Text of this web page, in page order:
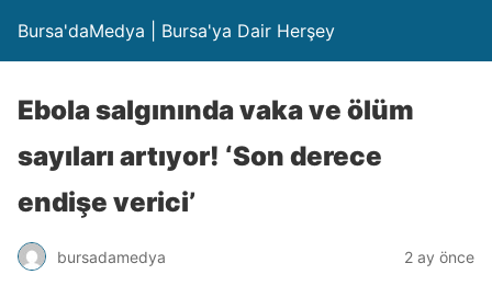
Bursa'daMedya | Bursa'ya Dair Herşey
Ebola salgınında vaka ve ölüm
sayıları artıyor! ‘Son derece
endişe verici’
bursadamedya 2 ay önce